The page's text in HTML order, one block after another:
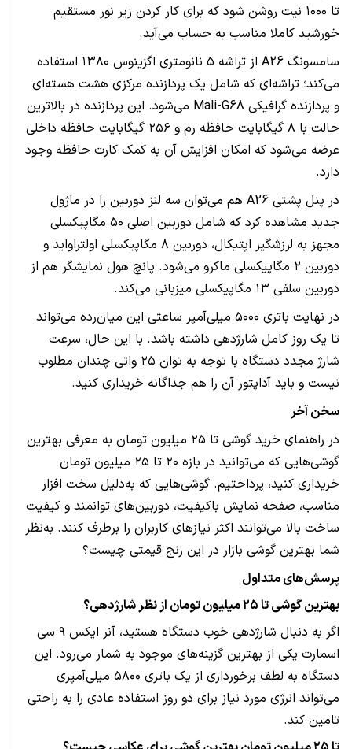
تا ۱۰۰۰ نیت روشن شود که برای کار کردن زیر نور مستقیم
خورشید کاملا مناسب به حساب می‌آید.
سامسونگ A26 از تراشه ۵ نانومتری اگزینوس ۱۳۸۰ استفاده
می‌کند؛ تراشه‌ای که شامل یک پردازنده مرکزی هشت هسته‌ای
و پردازنده گرافیکی Mali-G68 می‌شود. این پردازنده در بالاترین
حالت با ۸ گیگابایت حافظه رم و ۲۵۶ گیگابایت حافظه داخلی
عرضه می‌شود که امکان افزایش آن به کمک کارت حافظه وجود
دارد.
در پنل پشتی A26 هم می‌توان سه لنز دوربین را در ماژول
جدید مشاهده کرد که شامل دوربین اصلی ۵۰ مگاپیکسلی
مجهز به لرزشگیر اپتیکال، دوربین ۸ مگاپیکسلی اولتراواید و
دوربین ۲ مگاپیکسلی ماکرو می‌شود. پانچ هول نمایشگر هم از
دوربین سلفی ۱۳ مگاپیکسلی میزبانی می‌کند.
در نهایت باتری ۵۰۰۰ میلی‌آمپر ساعتی این میان‌رده می‌تواند
تا یک روز کامل شارژدهی داشته باشد. با این حال، سرعت
شارژ مجدد دستگاه با توجه به توان ۲۵ واتی چندان مطلوب
نیست و باید آداپتور آن را هم جداگانه خریداری کنید.
سخن آخر
در راهنمای خرید گوشی تا ۲۵ میلیون تومان به معرفی بهترین
گوشی‌هایی که می‌توانید در بازه ۲۰ تا ۲۵ میلیون تومان
خریداری کنید، پرداختیم. گوشی‌هایی که به‌دلیل سخت افزار
مناسب، صفحه نمایش باکیفیت، دوربین‌های توانمند و کیفیت
ساخت بالا می‌توانند اکثر نیازهای کاربران را برطرف کنند. به‌نظر
شما بهترین گوشی بازار در این رنج قیمتی چیست؟
پرسش‌های متداول
بهترین گوشی تا ۲۵ میلیون تومان از نظر شارژدهی؟
اگر به دنبال شارژدهی خوب دستگاه هستید، آنر ایکس ۹ سی
اسمارت یکی از بهترین گزینه‌های موجود به شمار می‌رود. این
دستگاه به لطف برخورداری از یک باتری ۵۸۰۰ میلی‌آمپری
می‌تواند انرژی مورد نیاز‌ برای دو روز استفاده عادی را به راحتی
تامین کند.